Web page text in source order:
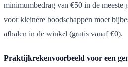
minimumbedrag van €50 in de meeste
voor kleinere boodschappen moet
afhalen in de winkel (gratis vanaf €0).
Praktijkrekenvoorbeeld voor een